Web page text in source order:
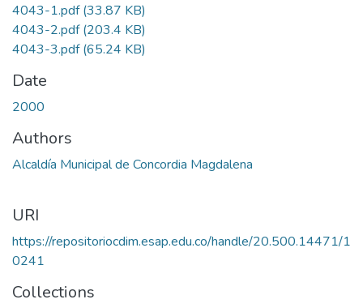
4043-1.pdf(33.87 KB)
4043-2.pdf(203.4 KB)
4043-3.pdf(65.24 KB)
Date
2000
Authors
Alcaldía Municipal de Concordia Magdalena
URI
https://repositoriocdim.esap.edu.co/handle/20.500.14471/1
0241
Collections